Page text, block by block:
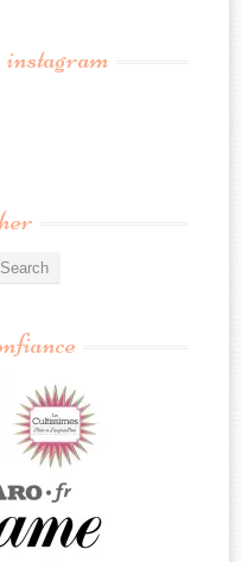
instagram